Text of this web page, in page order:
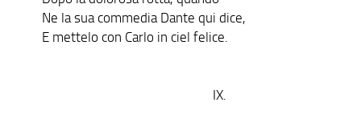
Ne la sua commedia Dante qui dice,
E mettelo con Carlo in ciel felice.
IX.